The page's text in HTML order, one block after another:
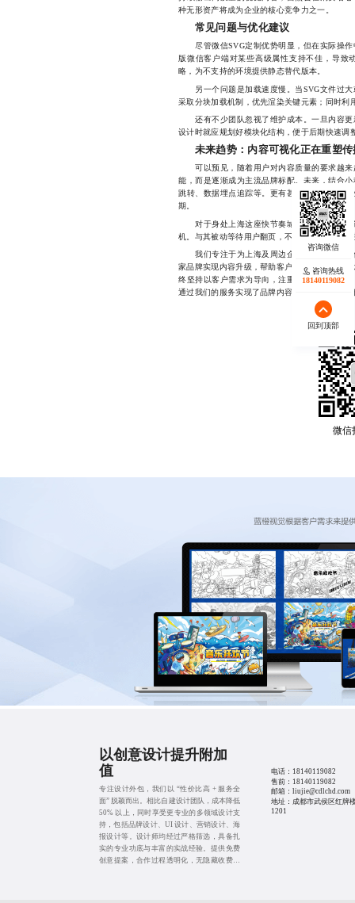
种无形资产将成为企业的核心竞争力之一。
常见问题与优化建议
尽管微信SVG定制优势明显，但在实际操作
版微信客户端对某些高级属性支持不佳，导致
略，为不支持的环境提供静态替代版本。
另一个问题是加载速度慢。当SVG文件过大
采取分块加载机制，优先渲染关键元素；同时利
还有不少团队忽视了维护成本。一旦内容更
设计时就应规划好模块化结构，便于后期快速调
未来趋势：内容可视化正在重塑
可以预见，随着用户对内容质量的要求越来
能，而是逐渐成为主流品牌标配。未来，结合
跳转、数据埋点追踪等。更有甚者，借助AI辅
期。
对于身处上海这座快节奏城市的商家而言，
机。与其被动等待用户翻页，不如主动创造值得
我们专注于为上海及周边企业提供专业的微
家品牌实现内容升级，帮助客户平均提升用户互
终坚持以客户需求为导向，注重每一个细节打
通过我们的服务实现了品牌内容的跃迁，欢迎有
微信
咨询热线
18140119082
回到顶部
以创意设计提升附加
值
专注设计外包，我们以 “性价比高 + 服务全
面” 脱颖而出。相比自建设计团队，成本降低
50% 以上，同时享受更专业的多领域设计支
持，包括品牌设计、UI 设计、营销设计、海
报设计等。设计师均经过严格筛选，具备扎
实的专业功底与丰富的实战经验。提供免费
创意提案，合作过程透明化，无隐藏收费，
电话： 18140119082
售前： 18140119082
邮箱：liujie@cdlchd.com
地址：成都市武侯区红牌
1201